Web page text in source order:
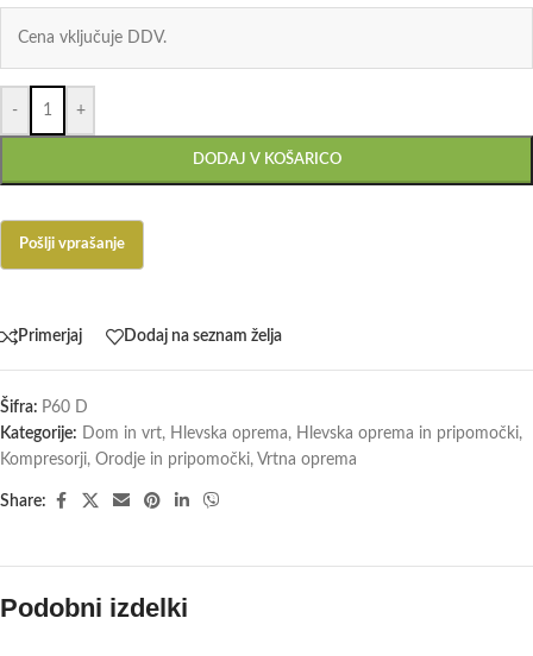
Cena vključuje DDV.
- +
DODAJ V KOŠARICO
Primerjaj Dodaj na seznam želja
Šifra: P60 D
Kategorije: Dom in vrt, Hlevska oprema, Hlevska oprema in pripomočki,
Kompresorji, Orodje in pripomočki, Vrtna oprema
Share:
Podobni izdelki